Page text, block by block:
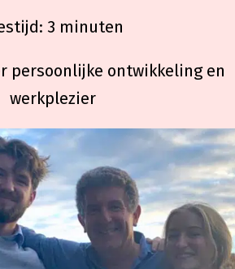
3 minuten
persoonlijke ontwikkeling en
werkplezier